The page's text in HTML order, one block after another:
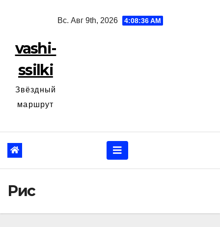
Вс. Авг 9th, 2026 4:08:37 AM
vashi-
ssilki
Звёздный
маршрут
Рис